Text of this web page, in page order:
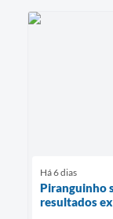
Há 6 dias
Piranguinho
resultados